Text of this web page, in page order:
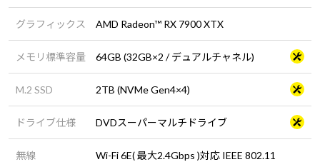
グラフィックス AMD Radeon™ RX 7900 XTX
メモリ標準容量 64GB (32GB×2 / デュアルチャネル)
M.2 SSD 2TB (NVMe Gen4×4)
ドライブ仕様 DVDスーパーマルチドライブ
無線
Wi-Fi 6E( 最大2.4Gbps )対応 IEEE 802.11